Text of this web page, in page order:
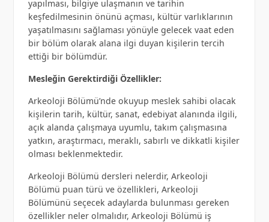
yapılması, bilgiye ulaşmanın ve tarihin
keşfedilmesinin önünü açması, kültür varlıklarının
yaşatılmasını sağlaması yönüyle gelecek vaat eden
bir bölüm olarak alana ilgi duyan kişilerin tercih
ettiği bir bölümdür.
Mesleğin Gerektirdiği Özellikler:
Arkeoloji Bölümü’nde okuyup meslek sahibi olacak
kişilerin tarih, kültür, sanat, edebiyat alanında ilgili,
açık alanda çalışmaya uyumlu, takım çalışmasına
yatkın, araştırmacı, meraklı, sabırlı ve dikkatli kişiler
olması beklenmektedir.
Arkeoloji Bölümü dersleri nelerdir, Arkeoloji
Bölümü puan türü ve özellikleri, Arkeoloji
Bölümünü seçecek adaylarda bulunması gereken
özellikler neler olmalıdır, Arkeoloji Bölümü iş